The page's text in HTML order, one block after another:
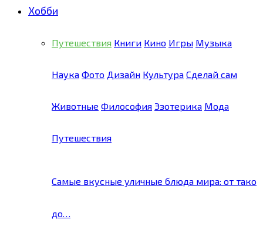
Хобби
Путешествия Книги Кино Игры Музыка
Наука Фото Дизайн Культура Сделай сам
Животные Философия Эзотерика Мода
Путешествия
Самые вкусные уличные блюда мира: от тако
до…